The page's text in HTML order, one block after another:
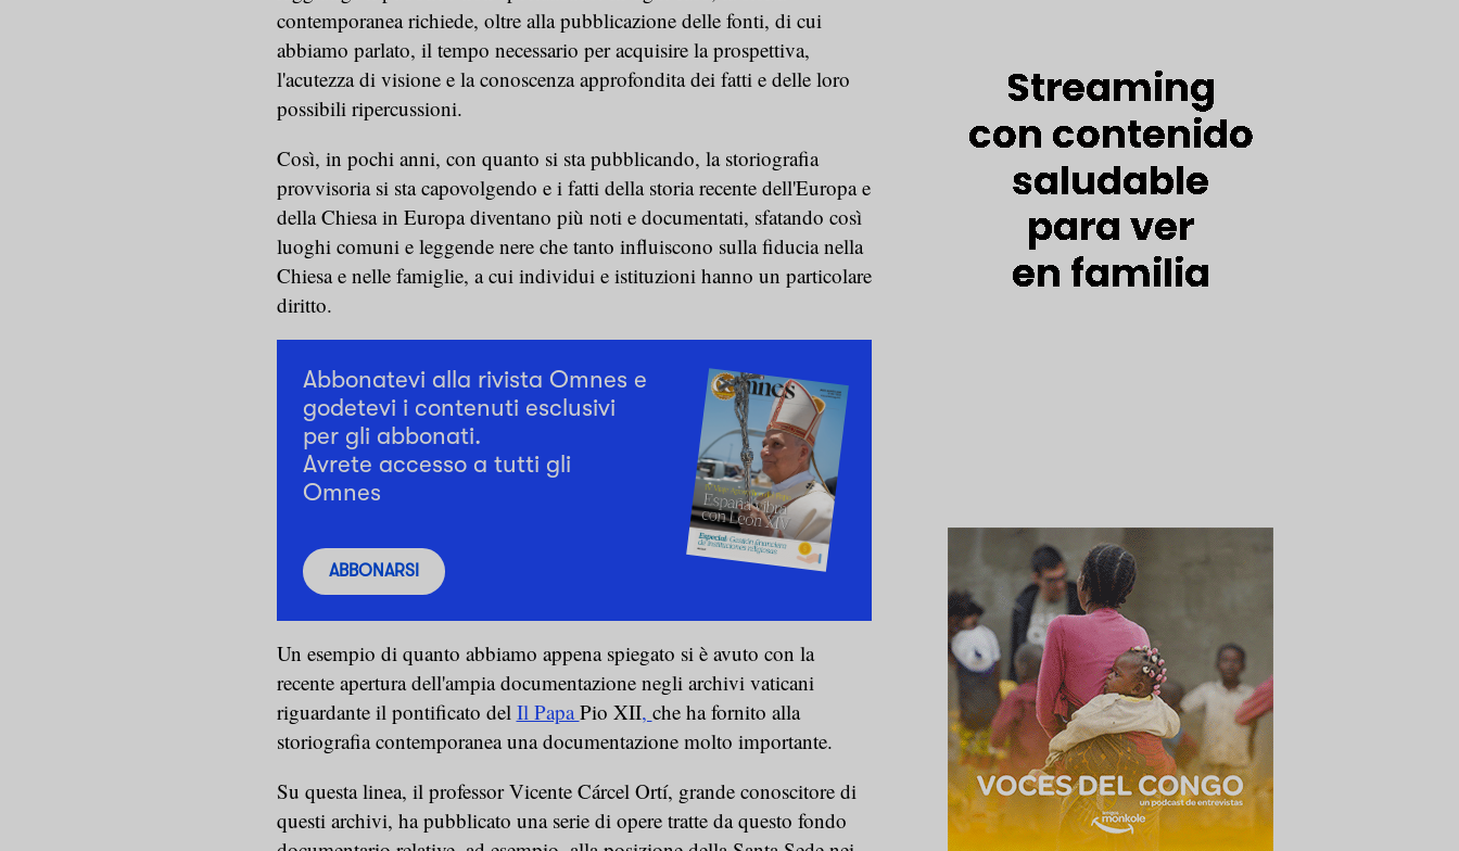
contemporanea richiede, oltre alla pubblicazione delle fonti, di cui
abbiamo parlato, il tempo necessario per acquisire la prospettiva,
l'acutezza di visione e la conoscenza approfondita dei fatti e delle loro
possibili ripercussioni.
Così, in pochi anni, con quanto si sta pubblicando, la storiografia
provvisoria si sta capovolgendo e i fatti della storia recente dell'Europa e
della Chiesa in Europa diventano più noti e documentati, sfatando così
luoghi comuni e leggende nere che tanto influiscono sulla fiducia nella
Chiesa e nelle famiglie, a cui individui e istituzioni hanno un particolare
diritto.
Abbonatevi alla rivista Omnes e
godetevi i contenuti esclusivi
per gli abbonati.
Avrete accesso a tutti gli
Omnes
ABBONARSI
Un esempio di quanto abbiamo appena spiegato si è avuto con la
recente apertura dell'ampia documentazione negli archivi vaticani
riguardante il pontificato del Il PapaPio XII, che ha fornito alla
storiografia contemporanea una documentazione molto importante.
Su questa linea, il professor Vicente Cárcel Ortí, grande conoscitore di
questi archivi, ha pubblicato una serie di opere tratte da questo fondo